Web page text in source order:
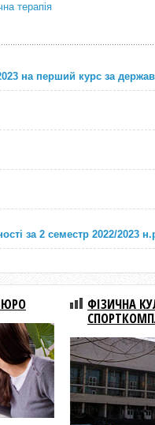
терапія
на перший курс за
за 2 семестр 2022/2023
ФІЗИЧНА